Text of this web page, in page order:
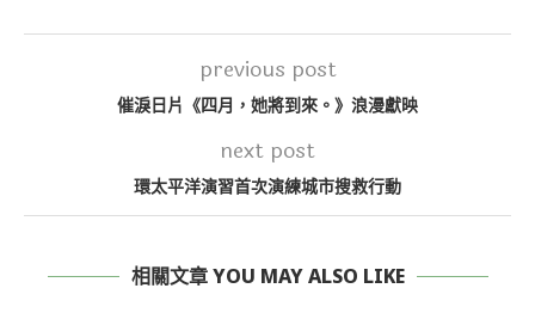
previous post
催淚日片《四月，她將到來。》浪漫獻映
next post
環太平洋演習首次演練城市搜救行動
相關文章 YOU MAY ALSO LIKE